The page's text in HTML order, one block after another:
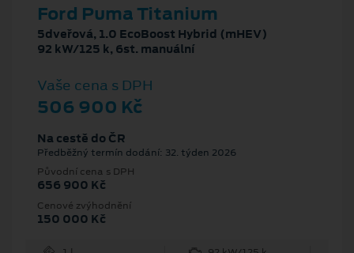
Ford Puma Titanium
5dveřová, 1.0 EcoBoost Hybrid (mHEV)
92 kW/125 k, 6st. manuální
Vaše cena s DPH
506 900 Kč
Na cestě do ČR
Předběžný termín dodání: 32. týden 2026
Původní cena s DPH
656 900 Kč
Cenové zvýhodnění
150 000 Kč